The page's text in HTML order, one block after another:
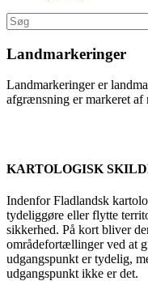
Landmarkeringer
Landmarkeringer er
afgrænsning er markeret af
KARTOLOGISK
Indenfor Fladlandsk
tydeliggøre eller flytte
sikkerhed. På kort bliver
områdefortællinger ved at
udgangspunkt er tydelig,
udgangspunkt ikke er det.